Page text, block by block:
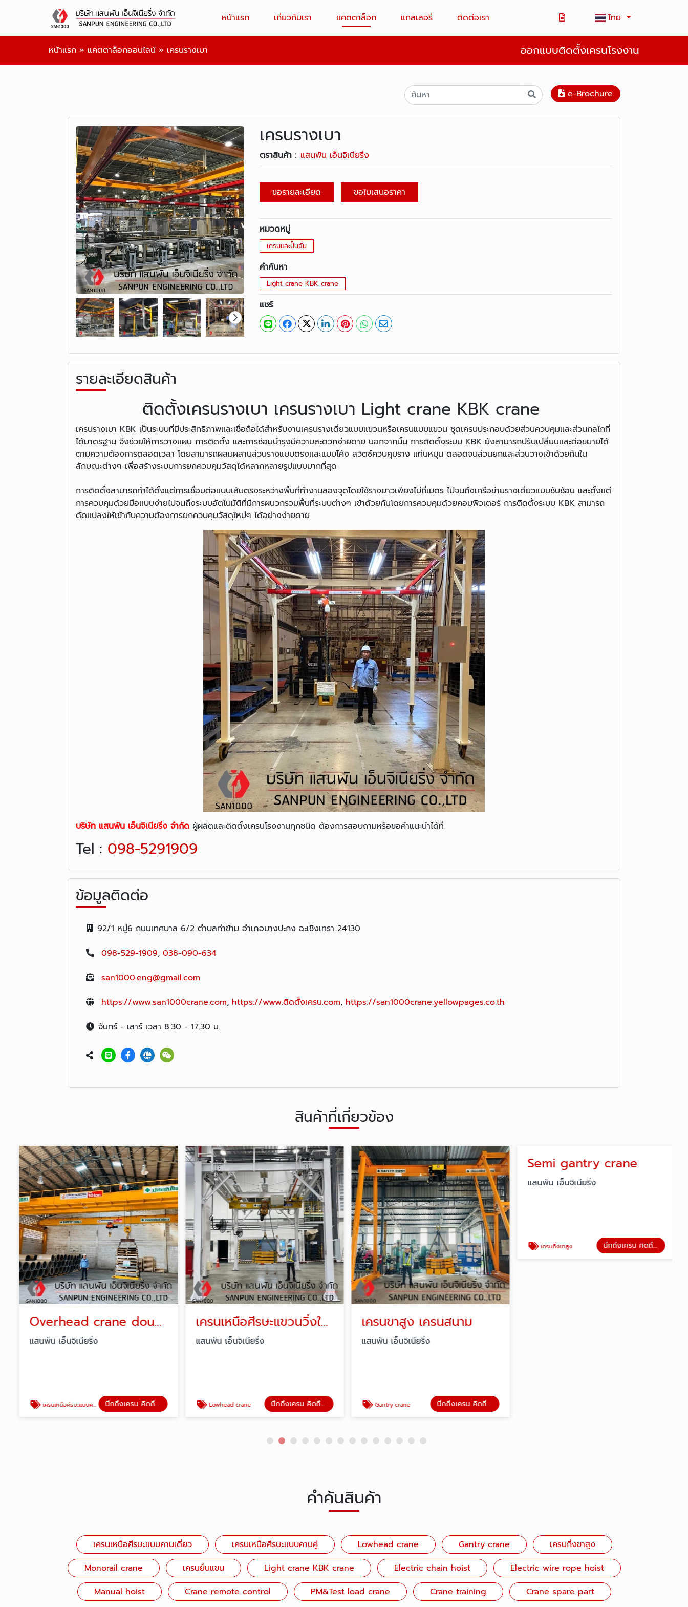
หน้าแรก เกี่ยวกับเรา แคตตาล็อก แกลเลอรี่ ติดต่อเรา ไทย
หน้าแรก » แคตตาล็อกออนไลน์ » เครนรางเบา ออกแบบติดตั้งเครนโรงงาน
e-Brochure
เครนรางเบา
ตราสินค้า : แสนพัน เอ็นจิเนียริ่ง
ขอรายละเอียด ขอใบเสนอราคา
หมวดหมู่
เครนและปั้นจั่น
คำค้นหา
Light crane KBK crane
แชร์
รายละเอียดสินค้า
ติดตั้งเครนรางเบา เครนรางเบา Light crane KBK crane
เครนรางเบา KBK เป็นระบบที่มีประสิทธิภาพและเชื่อถือได้สำหรับงานเครนรางเดี่ยวแบบแขวนหรือเครนแบบแขวน ชุดเครนประกอบด้วยส่วนควบคุมและส่วนกลไกที่
ได้มาตรฐาน จึงช่วยให้การวางแผน การติดตั้ง และการซ่อมบำรุงมีความสะดวกง่ายดาย นอกจากนั้น การติดตั้งระบบ KBK ยังสามารถปรับเปลี่ยนและต่อขยายได้
ตามความต้องการตลอดเวลา โดยสามารถผสมผสานส่วนรางแบบตรงและแบบโค้ง สวิตช์ควบคุมราง แท่นหมุน ตลอดจนส่วนยกและส่วนวางเข้าด้วยกันใน
ลักษณะต่างๆ เพื่อสร้างระบบการยกควบคุมวัสดุได้หลากหลายรูปแบบมากที่สุด
การติดตั้งสามารถทำได้ตั้งแต่การเชื่อมต่อแบบเส้นตรงระหว่างพื้นที่ทำงานสองจุดโดยใช้รางยาวเพียงไม่กี่เมตร ไปจนถึงเครือข่ายรางเดี่ยวแบบซับซ้อน และตั้งแต่
การควบคุมด้วยมือแบบง่ายไปจนถึงระบบอัตโนมัติที่มีการผนวกรวมพื้นที่ระบบต่างๆ เข้าด้วยกันโดยการควบคุมด้วยคอมพิวเตอร์ การติดตั้งระบบ KBK สามารถ
ดัดแปลงให้เข้ากับความต้องการยกควบคุมวัสดุใหม่ๆ ได้อย่างง่ายดาย
บริษัท แสนพัน เอ็นจิเนียริ่ง จำกัด ผู้ผลิตและติดตั้งเครนโรงงานทุกชนิด ต้องการสอบถามหรือขอคำแนะนำได้ที่
Tel : 098-5291909
ข้อมูลติดต่อ
92/1 หมู่6 ถนนเทศบาล 6/2 ตำบลท่าข้าม อำเภอบางปะกง ฉะเชิงเทรา 24130
098-529-1909, 038-090-634
san1000.eng@gmail.com
https://www.san1000crane.com, https://www.ติดตั้งเครน.com, https://san1000crane.yellowpages.co.th
จันทร์ - เสาร์ เวลา 8.30 - 17.30 น.
สินค้าที่เกี่ยวข้อง
Overhead crane double girder
แสนพัน เอ็นจิเนียริ่ง
เครนเหนือศีรษะแบบคานคู่ นึกถึงเครน คิดถึงแสนพัน
เครนเหนือศีรษะแขวนวิ่งใต้ราง
แสนพัน เอ็นจิเนียริ่ง
Lowhead crane นึกถึงเครน คิดถึงแสนพัน
เครนขาสูง เครนสนาม
แสนพัน เอ็นจิเนียริ่ง
Gantry crane นึกถึงเครน คิดถึงแสนพัน
คำค้นสินค้า
เครนเหนือศีรษะแบบคานเดี่ยว เครนเหนือศีรษะแบบคานคู่ Lowhead crane Gantry crane
เครนกึ่งขาสูง
Monorail crane
เครนยื่นแขน Light crane KBK crane Electric chain hoist
Electric wire rope hoist
Manual hoist
Crane remote control PM&Test load crane Crane training Crane spare part